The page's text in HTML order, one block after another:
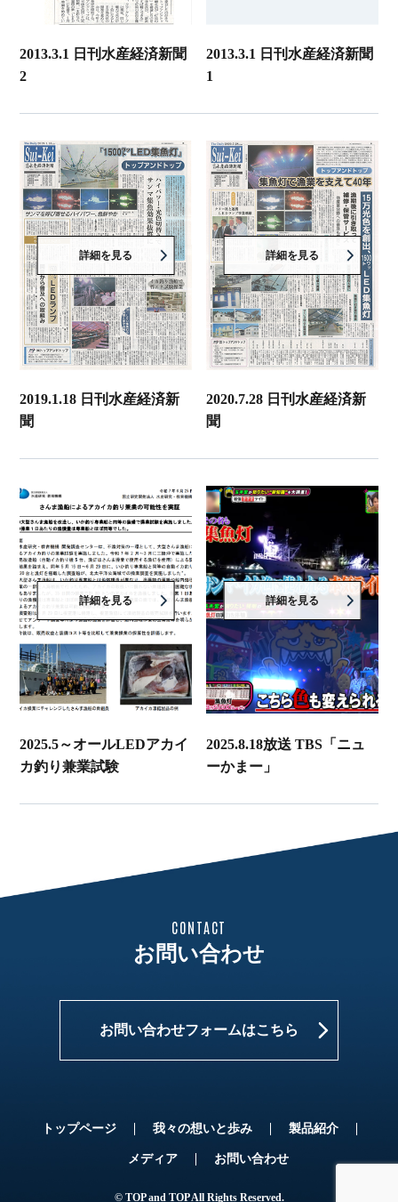
2013.3.1 日刊水産経済新聞
2
2013.3.1 日刊水産経済新聞
1
詳細を見る
2019.1.18 日刊水産経済新
聞
詳細を見る
2020.7.28 日刊水産経済新
聞
詳細を見る
2025.5～オールLEDアカイ
カ釣り兼業試験
詳細を見る
2025.8.18放送 TBS「ニュ
ーかまー」
CONTACT
お問い合わせ
お問い合わせフォームはこちら
トップページ 我々の想いと歩み 製品紹介
メディア お問い合わせ
© TOP and TOP All Rights Reserved.